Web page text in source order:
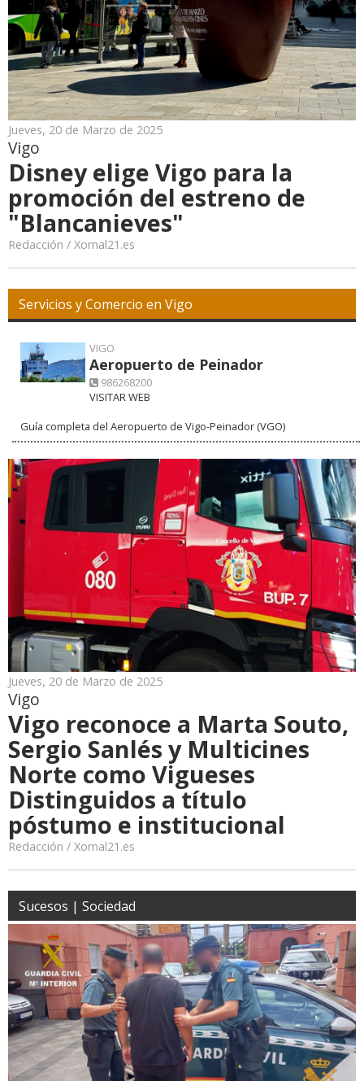
Jueves, 20 de Marzo de 2025
Vigo
Disney elige Vigo para la
promoción del estreno de
"Blancanieves"
Redacción / Xornal21.es
Servicios y Comercio en Vigo
VIGO
Aeropuerto de Peinador
986268200
VISITAR WEB
Guía completa del Aeropuerto de Vigo-Peinador (VGO)
Jueves, 20 de Marzo de 2025
Vigo
Vigo reconoce a Marta Souto,
Sergio Sanlés y Multicines
Norte como Vigueses
Distinguidos a título
póstumo e institucional
Redacción / Xornal21.es
Sucesos | Sociedad